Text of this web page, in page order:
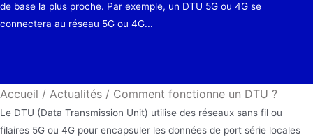
de base la plus proche. Par exemple, un DTU 5G ou 4G se
connectera au réseau 5G ou 4G...
Accueil / Actualités / Comment fonctionne un DTU ?
Le DTU (Data Transmission Unit) utilise des réseaux sans fil ou
filaires 5G ou 4G pour encapsuler les données de port série locales